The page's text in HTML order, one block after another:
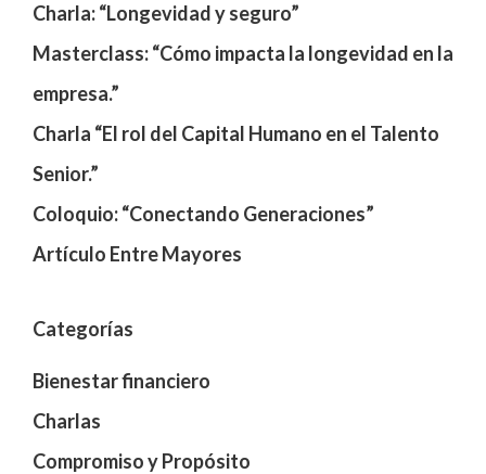
Charla: “Longevidad y seguro”
Masterclass: “Cómo impacta la longevidad en la
empresa.”
Charla “El rol del Capital Humano en el Talento
Senior.”
Coloquio: “Conectando Generaciones”
Artículo Entre Mayores
Categorías
Bienestar financiero
Charlas
Compromiso y Propósito